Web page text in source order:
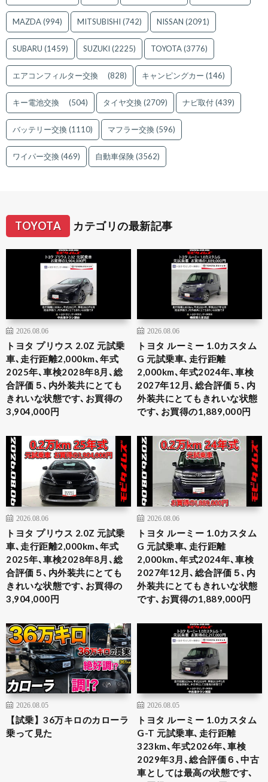
MAZDA(994) MITSUBISHI (742) NISSAN (2091)
SUBARU (1459) SUZUKI (2225) TOYOTA(3776)
エアコンフィルター交換 (828) キャンピングカー (146)
キー電池交換 (504) タイヤ交換(2709) ナビ取付(439)
バッテリー交換(1110) マフラー交換(596)
ワイパー交換(469) 自動車保険(3562)
TOYOTA カテゴリの最新記事
2026.08.06
トヨタ プリウス 2.0Z 元試乗
車､走行距離2,000km､年式
2025年､車検2028年8月､総
合評価５､内外装共にとても
きれいな状態です､お買得の
3,904,000円
2026.08.06
トヨタ ルーミー 1.0カスタム
G 元試乗車､走行距離
2,000km､年式2024年､車検
2027年12月､総合評価５､内
外装共にとてもきれいな状態
です､お買得の1,889,000円
2026.08.06
トヨタ プリウス 2.0Z 元試乗
車､走行距離2,000km､年式
2025年､車検2028年8月､総
合評価５､内外装共にとても
きれいな状態です､お買得の
3,904,000円
2026.08.06
トヨタ ルーミー 1.0カスタム
G 元試乗車､走行距離
2,000km､年式2024年､車検
2027年12月､総合評価５､内
外装共にとてもきれいな状態
です､お買得の1,889,000円
2026.08.05
【試乗】36万キロのカローラ
乗って見た
2026.08.05
トヨタ ルーミー 1.0カスタム
G-T 元試乗車､走行距離
323km､年式2026年､車検
2029年3月､総合評価６､中古
車としては最高の状態です､